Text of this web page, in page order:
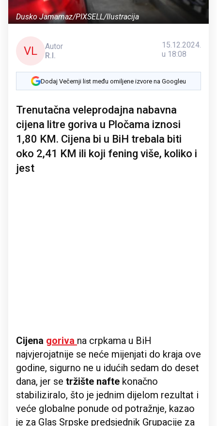
Dusko Jamamaz/PIXSELL/Ilustracija
VL
Autor
R.I.
15.12.2024.
u 18:08
Dodaj Večernji list među omiljene izvore na Googleu
Trenutačna veleprodajna nabavna
cijena litre goriva u Pločama iznosi
1,80 KM. Cijena bi u BiH trebala biti
oko 2,41 KM ili koji fening više, koliko i
jest
Cijena goriva na crpkama u BiH
najvjerojatnije se neće mijenjati do kraja ove
godine, sigurno ne u idućih sedam do deset
dana, jer se tržište nafte konačno
stabiliziralo, što je jednim dijelom rezultat i
veće globalne ponude od potražnje, kazao
je za Glas Srpske predsjednik Grupacije za